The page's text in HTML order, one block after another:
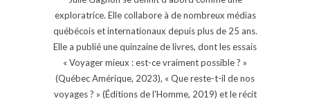
exploratrice. Elle collabore à de nombreux médias
québécois et internationaux depuis plus de 25 ans.
Elle a publié une quinzaine de livres, dont les essais
« Voyager mieux : est-ce vraiment possible ? »
(Québec Amérique, 2023), « Que reste-t-il de nos
voyages ? » (Éditions de l'Homme, 2019) et le récit